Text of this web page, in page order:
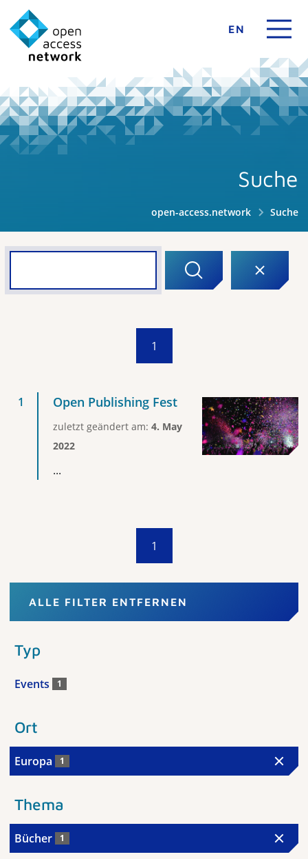
EN
Suche
open-access.network Suche
1
Open Publishing Fest
zuletzt geändert am: 4. May
2022
...
1
ALLE FILTER ENTFERNEN
Typ
Events 1
Ort
Europa 1
Thema
Bücher 1